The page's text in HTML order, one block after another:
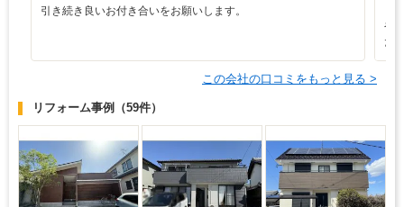
引き続き良いお付き合いをお願いします。
や
た
この会社の口コミをもっと見る >
リフォーム事例 （59件）